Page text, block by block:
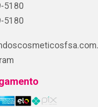
5180
5180